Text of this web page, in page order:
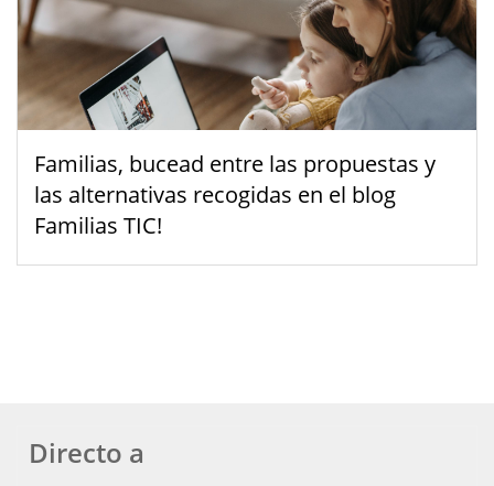
Familias, bucead entre las propuestas y
las alternativas recogidas en el blog
Familias TIC!
Directo a